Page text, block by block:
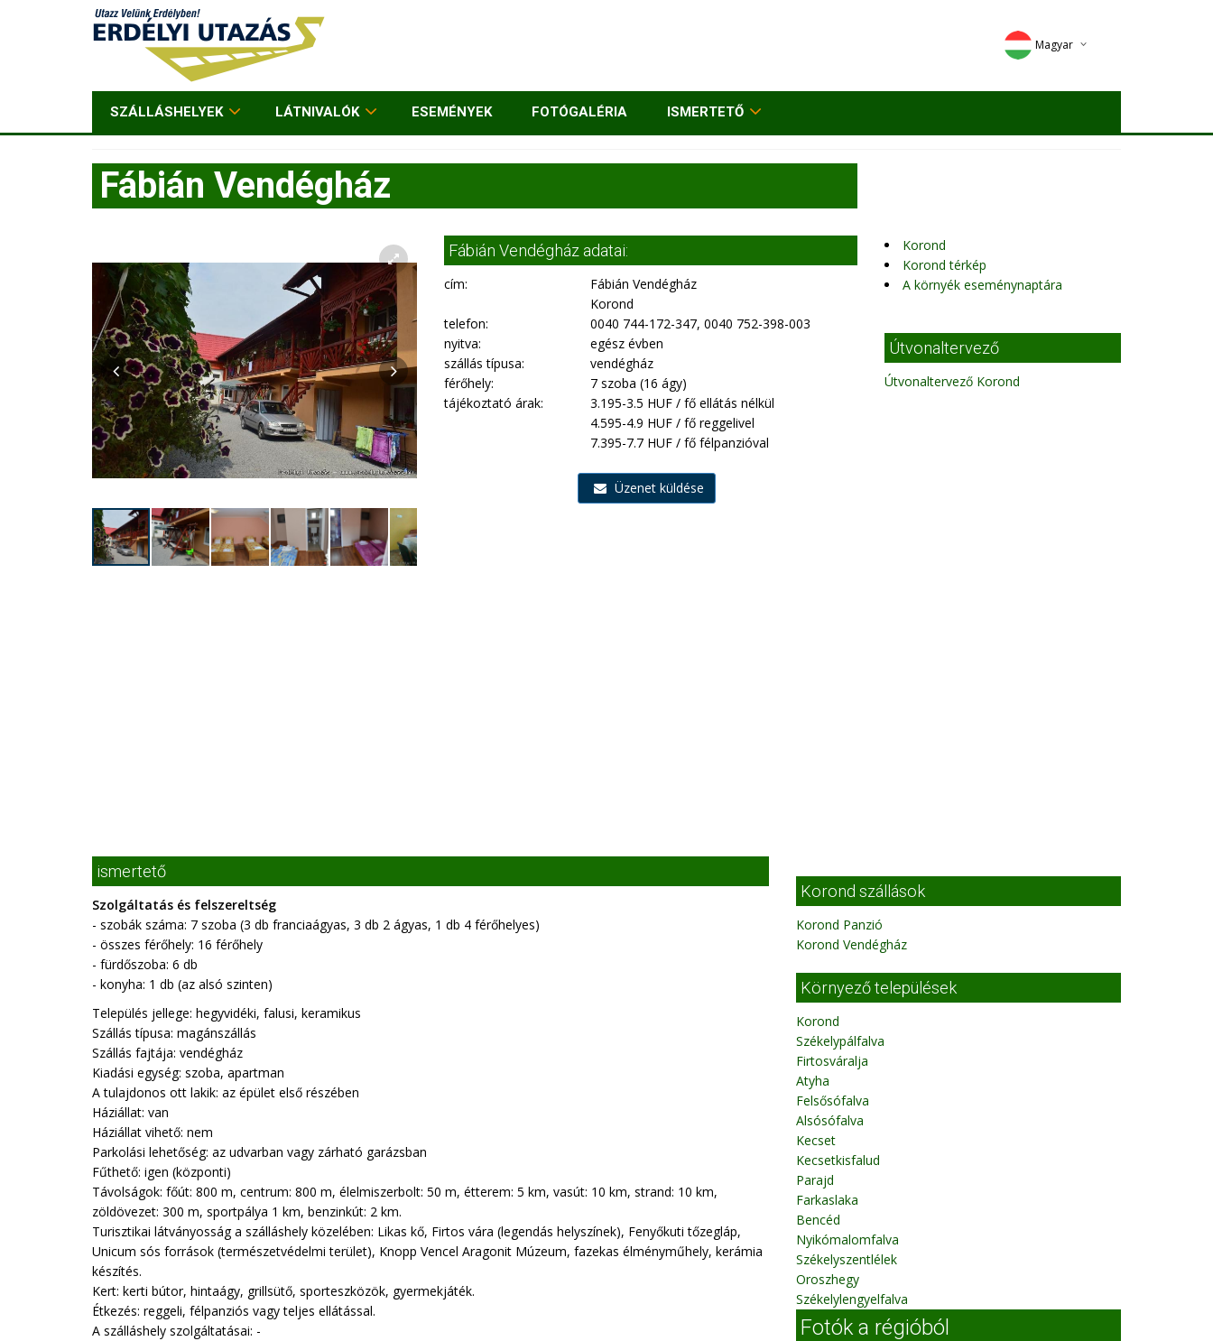
Magyar
Deutsch
SZÁLLÁSHELYEK LÁTNIVALÓK ESEMÉNYEK FOTÓGALÉRIA ISMERTETŐ
Fábián Vendégház
Fábián Vendégház adatai:
cím:
Fábián Vendégház
Korond
telefon:
0040 744-172-347, 0040 752-398-003
nyitva:
egész évben
szállás típusa:
vendégház
férőhely:
7 szoba (16 ágy)
tájékoztató árak:
3.195-3.5 HUF / fő ellátás nélkül
4.595-4.9 HUF / fő reggelivel
7.395-7.7 HUF / fő félpanzióval
Üzenet küldése
Korond
Korond térkép
A környék eseménynaptára
Útvonaltervező
Útvonaltervező Korond
ismertető
Szolgáltatás és felszereltség
- szobák száma: 7 szoba (3 db franciaágyas, 3 db 2 ágyas, 1 db 4 férőhelyes)
- összes férőhely: 16 férőhely
- fürdőszoba: 6 db
- konyha: 1 db (az alsó szinten)
Település jellege: hegyvidéki, falusi, keramikus
Szállás típusa: magánszállás
Szállás fajtája: vendégház
Kiadási egység: szoba, apartman
A tulajdonos ott lakik: az épület első részében
Háziállat: van
Háziállat vihető: nem
Parkolási lehetőség: az udvarban vagy zárható garázsban
Fűthető: igen (központi)
Távolságok: főút: 800 m, centrum: 800 m, élelmiszerbolt: 50 m, étterem: 5 km, vasút: 10 km, strand: 10 km,
zöldövezet: 300 m, sportpálya 1 km, benzinkút: 2 km.
Turisztikai látványosság a szálláshely közelében: Likas kő, Firtos vára (legendás helyszínek), Fenyőkuti tőzegláp,
Unicum sós források (természetvédelmi terület), Knopp Vencel Aragonit Múzeum, fazekas élményműhely, kerámia
készítés.
Kert: kerti bútor, hintaágy, grillsütő, sporteszközök, gyermekjáték.
Étkezés: reggeli, félpanziós vagy teljes ellátással.
A szálláshely szolgáltatásai: -
Korond szállások
Korond Panzió
Korond Vendégház
Környező települések
Korond
Székelypálfalva
Firtosváralja
Atyha
Felsősófalva
Alsósófalva
Kecset
Kecsetkisfalud
Parajd
Farkaslaka
Bencéd
Nyikómalomfalva
Székelyszentlélek
Oroszhegy
Székelylengyelfalva
Fotók a régióból